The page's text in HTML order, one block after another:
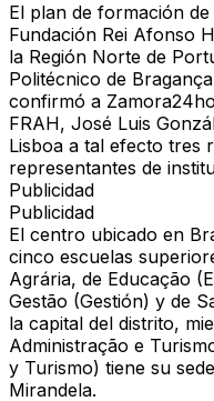
El plan de formación
Fundación Rei Afonso
la Región Norte de
Politécnico de
confirmó a
FRAH, José Luis
Lisboa a tal efecto tres
representantes de
Publicidad
Publicidad
El centro ubicado en
cinco escuelas
Agrária, de Educação
Gestão (Gestión) y de
la capital del distrito,
Administração e
y Turismo) tiene su
Mirandela.